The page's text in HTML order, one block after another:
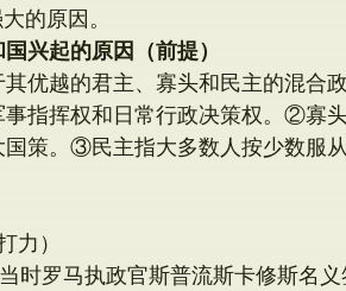
的原因。
兴起的原因（前提）
优越的君主、寡头和民主的混合
指挥权和日常行政决策权。②寡
策。③民主指大多数人按少数服
力）
罗马执政官斯普流斯卡修斯名义